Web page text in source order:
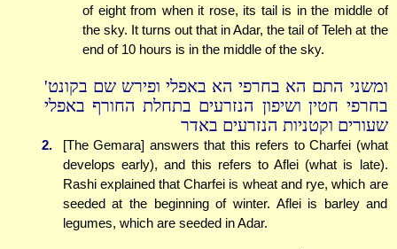
of eight from when it rose, its tail is in the middle of
the sky. It turns out that in Adar, the tail of Teleh at the
end of 10 hours is in the middle of the sky.
ומשני התם הא בחרפי הא באפלי ופירש שם בקונט'
בחרפי חטין ושיפון הנזרעים בתחלת החורף באפלי
שעורים וקטניות הנזרעים באדר
2.
[The Gemara] answers that this refers to Charfei (what
develops early), and this refers to Aflei (what is late).
Rashi explained that Charfei is wheat and rye, which are
seeded at the beginning of winter. Aflei is barley and
legumes, which are seeded in Adar.